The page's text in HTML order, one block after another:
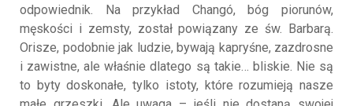
odpowiednik. Na przykład Changó, bóg piorunów,
męskości i zemsty, został powiązany ze św. Barbarą.
Orisze, podobnie jak ludzie, bywają kapryśne, zazdrosne
i zawistne, ale właśnie dlatego są takie… bliskie. Nie są
to byty doskonałe, tylko istoty, które rozumieją nasze